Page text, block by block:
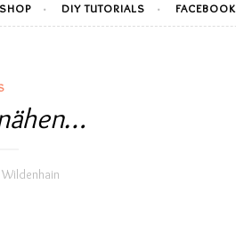
DIY TUTORIALS FACEBOOK